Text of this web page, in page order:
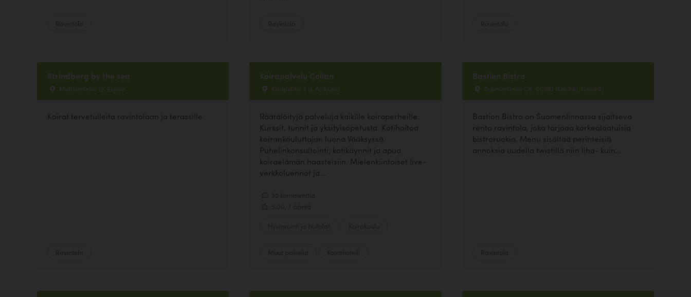
Strindberg by the sea
Mellstenintie 12, Espoo
Koirat tervetulleita ravintolaan ja terassille
Koirapalvelu Collan
Kaapelitie 3 a, Asikkala
Räätälöityjä palveluja kaikille koiraperheille.
Kurssit, tunnit ja yksityisopetusta. Kotihoitoa
koirankouluttajan luona Vääksyssä.
Puhelinkonsultointi, kotikäynnit ja apua
koiraelämän haasteisiin. Mielenkiintoiset live-
verkkoluennot ja...
Bastion Bistro
Suomenlinna C8, 00190 Helsinki, Helsinki
Bastion Bistro on Suomenlinnassa sijaitseva
rento ravintola, joka tarjoaa korkealaatuisia
bistroruokia. Menu sisältää perinteisiä
annoksia uudella twistillä niin liha- kuin...